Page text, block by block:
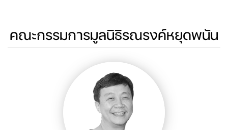
คณะกรรมการมูลนิธิรณรงค์หยุดพนัน